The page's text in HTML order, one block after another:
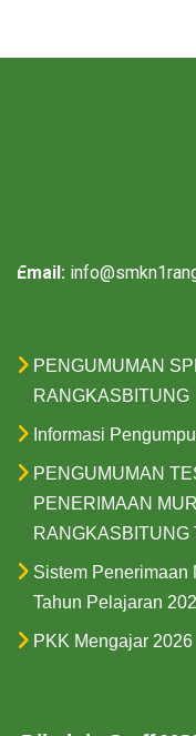
Email:
PENGUMUMAN
RANGKASBITUNG
Informasi
PENGUMUMAN
PENERIMAAN
Sistem Penerimaan
Tahun Pelajaran
PKK Mengajar 2026